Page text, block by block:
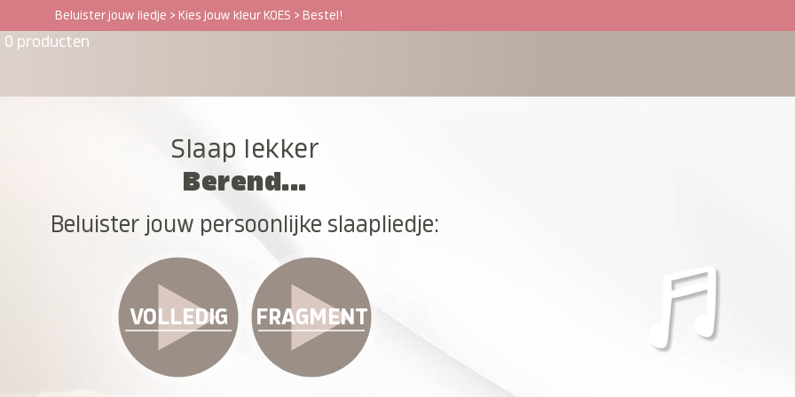
Beluister jouw liedje > Kies jouw kleur KOES > Bestel!
0 producten
Slaap lekker
Berend...
Beluister jouw persoonlijke slaapliedje:
VOLLEDIG FRAGMENT